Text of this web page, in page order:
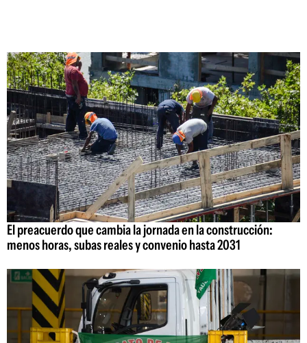
El preacuerdo que cambia la jornada en la construcción:
menos horas, subas reales y convenio hasta 2031